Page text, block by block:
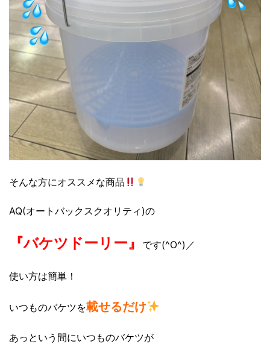
そんな方にオススメな商品
AQ(オートバックスクオリティ)の
『バケツドーリー』 です(^O^)／
使い方は簡単！
いつものバケツを載せるだけ
あっという間にいつものバケツが